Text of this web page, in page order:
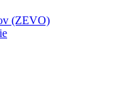
(ZEVO)